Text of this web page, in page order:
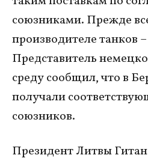
союзниками. Прежде
производителе танков
Представитель
среду сообщил, что в
получали
союзников.
Президент Литвы